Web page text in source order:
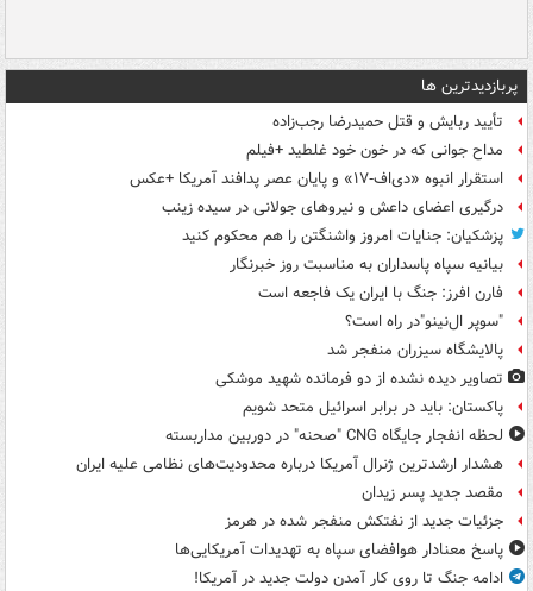
پربازدیدترین ها
تأیید ربایش و قتل حمیدرضا رجب‌زاده
مداح جوانی که در خون خود غلطید +فیلم
استقرار انبوه «دی‌اف‑۱۷» و پایان عصر پدافند آمریکا +عکس
درگیری اعضای داعش و نیروهای جولانی در سیده زینب
پزشکیان: جنایات امروز واشنگتن را هم محکوم کنید
بیانیه سپاه پاسداران به مناسبت روز خبرنگار
فارن افرز: جنگ با ایران یک فاجعه است
"سوپر ال‌نینو"در راه است؟
پالایشگاه سیزران منفجر شد
تصاویر دیده‌ نشده از دو فرمانده شهید موشکی
پاکستان: باید در برابر اسرائیل متحد شویم
لحظه انفجار جایگاه CNG "صحنه" در دوربین مداربسته
هشدار ارشدترین ژنرال آمریکا درباره محدودیت‌های نظامی علیه ایران
مقصد جدید پسر زیدان
جزئیات جدید از نفتکش منفجر شده در هرمز
پاسخ معنادار هوافضای سپاه به تهدیدات آمریکایی‌ها
ادامه جنگ تا روی کار آمدن دولت جدید در آمریکا!